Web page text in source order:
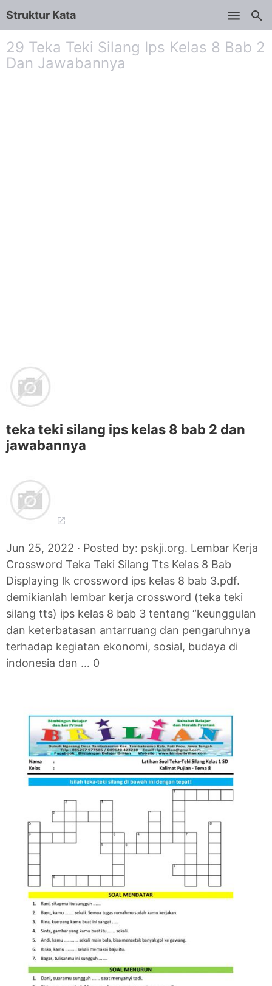
Struktur Kata
29 Teka Teki Silang Ips Kelas 8 Bab 2
Dan Jawabannya
teka teki silang ips kelas 8 bab 2 dan
jawabannya
Jun 25, 2022 · Posted by: pskji.org. Lembar Kerja
Crossword Teka Teki Silang Tts Kelas 8 Bab
Displaying lk crossword ips kelas 8 bab 3.pdf.
demikianlah lembar kerja crossword (teka teki
silang tts) ips kelas 8 bab 3 tentang “keunggulan
dan keterbatasan antarruang dan pengaruhnya
terhadap kegiatan ekonomi, sosial, budaya di
indonesia dan … 0